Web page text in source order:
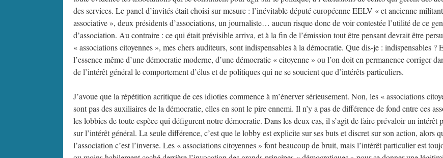
des services. Le panel d’invités était choisi sur mesure : l’inévitable député européenne EELV « et ancienne
associative », deux présidents d’associations, un journaliste… aucun risque donc de voir contestée l’utilité de ce
d’association. Au contraire : ce qui était prévisible arriva, et à la fin de l’émission tout être pensant devrait être
« associations citoyennes », mes chers auditeurs, sont indispensables à la démocratie. Que dis-je : indispensables ?
l’essence même d’une démocratie moderne, d’une démocratie « citoyenne » ou l’on doit en permanence corriger
de l’intérêt général le comportement d’élus et de politiques qui ne se soucient que d’intérêts particuliers.
J’avoue que la répétition acritique de ces idioties commence à m’énerver sérieusement. Non, les « associations
sont pas des auxiliaires de la démocratie, elles en sont le pire ennemi. Il n’y a pas de différence de fond entre ces
les lobbies de toute espèce qui défigurent notre démocratie. Dans les deux cas, il s’agit de faire prévaloir un intérêt
sur l’intérêt général. La seule différence, c’est que le lobby est explicite sur ses buts et discret sur son action, alors
l’association c’est l’inverse. Les « associations citoyennes » font beaucoup de bruit, mais l’intérêt particulier est